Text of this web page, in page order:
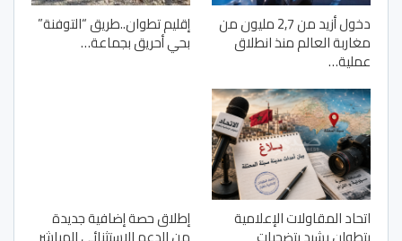
دخول أزيد من 2,7 مليون من
مغاربة العالم منذ انطلاق
عملية…
إقليم تطوان..طريق “التوفنة”
بحي أحريق بجماعة…
اتحاد المقاولات الإعلامية إطلاق حصة إضافية جديدة